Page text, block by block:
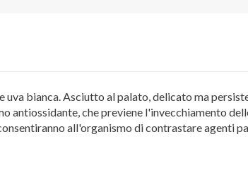
bianca. Asciutto al palato, delicato ma
antiossidante, che previene l'invecchiamento
all'organismo di contrastare agenti